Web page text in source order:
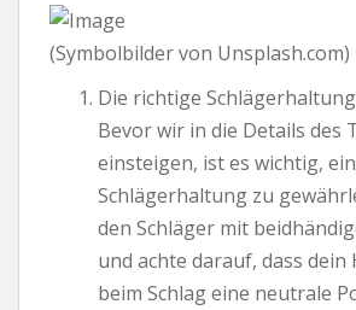
(Symbolbilder von Unsplash.com)
Die richtige
Bevor wir in die Details des
einsteigen, ist es wichtig,
Schlägerhaltung zu
den Schläger mit
und achte darauf, dass dein
beim Schlag eine neutrale